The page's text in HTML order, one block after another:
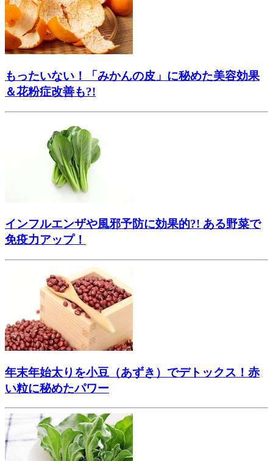
もったいない！「みかんの皮」に秘めた美容効果
＆花粉症改善も?!
インフルエンザや風邪予防に効果的?! ある野菜で
免疫力アップ！
年末年始太りを小豆（あずき）でデトックス！赤
い粒に秘めたパワー